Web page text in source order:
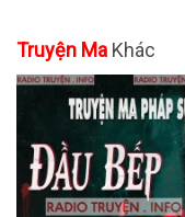
Truyện Ma Khác